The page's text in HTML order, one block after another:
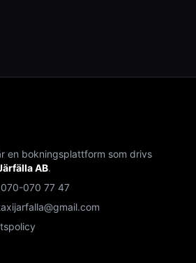
en bokningsplattform som drivs
AB.
070-070 77 47